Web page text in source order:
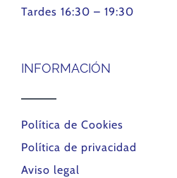
Tardes 16:30 – 19:30
INFORMACIÓN
Política de Cookies
Política de privacidad
Aviso legal